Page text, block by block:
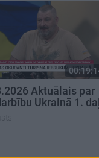
Aktuālais par
Ukrainā 1.